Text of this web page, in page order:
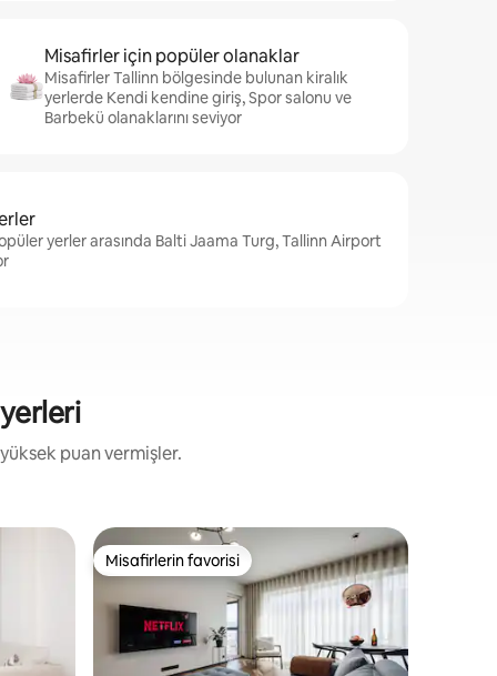
Misafirler için popüler olanaklar
Misafirler Tallinn bölgesinde bulunan kiralık
yerlerde Kendi kendine giriş, Spor salonu ve
Barbekü olanaklarını seviyor
yerler arasında Balti Jaama Turg, Tallinn Airport
puan vermişler.
Misafirlerin favorisi
Misafirlerin favorisi